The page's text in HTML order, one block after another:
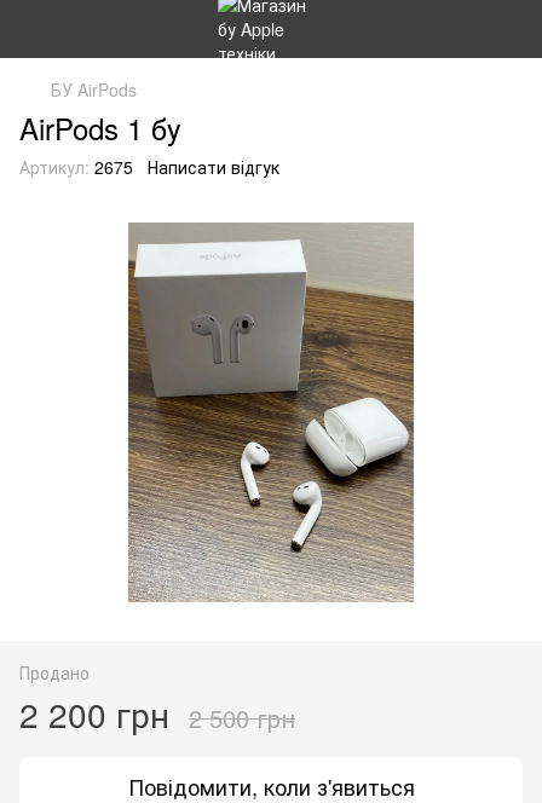
БУ AirPods
AirPods 1 бу
Артикул: 2675 Написати відгук
Продано
2 200 грн 2 500 грн
Повідомити, коли з'явиться